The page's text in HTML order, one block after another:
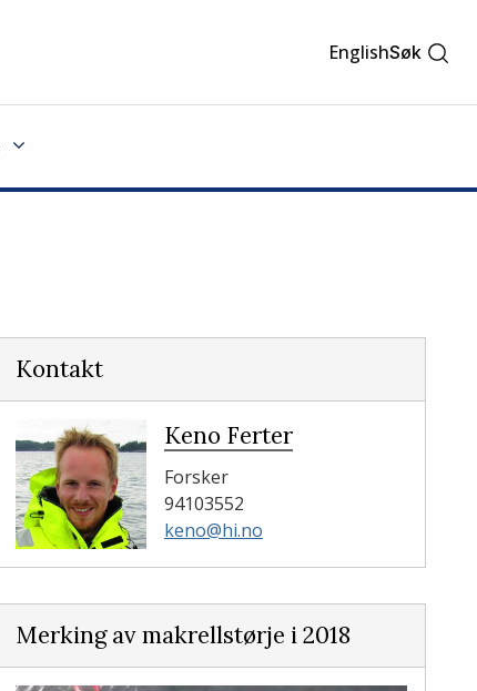
EnglishSøk
Kontakt
Keno Ferter
Forsker
94103552
keno@hi.no
Merking av makrellstørje i 2018